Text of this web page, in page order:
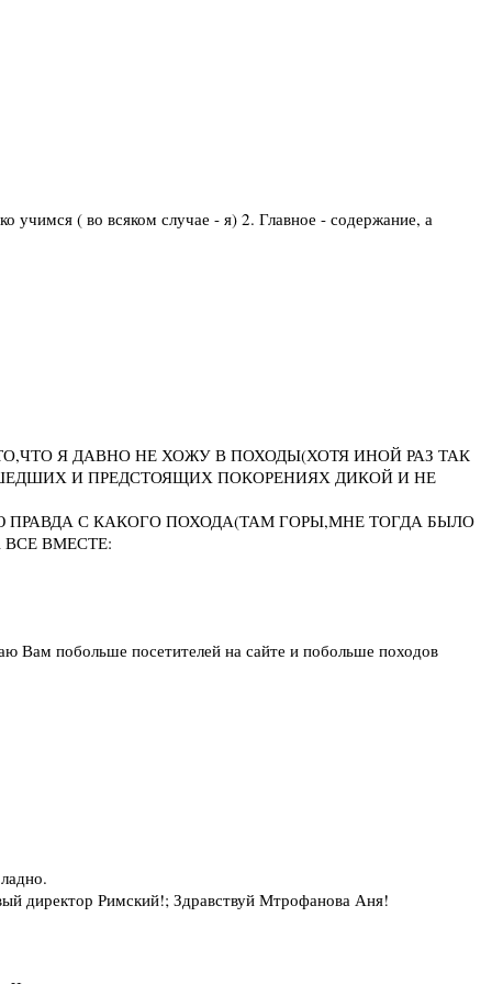
учимся ( во всяком случае - я) 2. Главное - содержание, а
Я ДАВНО НЕ ХОЖУ В ПОХОДЫ(ХОТЯ ИНОЙ РАЗ ТАК
И ПРЕДСТОЯЩИХ ПОКОРЕНИЯХ ДИКОЙ И НЕ
С КАКОГО ПОХОДА(ТАМ ГОРЫ,МНЕ ТОГДА БЫЛО
ВМЕСТЕ:
Вам побольше посетителей на сайте и побольше походов
директор Римский!; Здравствуй Мтрофанова Аня!